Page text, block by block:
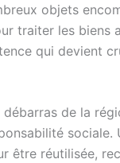
objets
traiter les biens
qui devient
de la
sociale.
être réutilisée,